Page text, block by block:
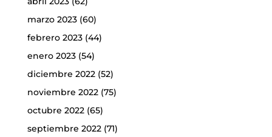
marzo 2023(60)
febrero 2023(44)
enero 2023(54)
diciembre 2022(52)
noviembre 2022(75)
octubre 2022(65)
septiembre 2022(71)